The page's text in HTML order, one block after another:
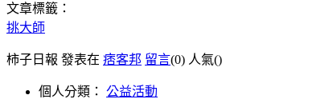
文章標籤：
挑大師
柿子日報 發表在 痞客邦 留言(0) 人氣()
個人分類： 公益活動